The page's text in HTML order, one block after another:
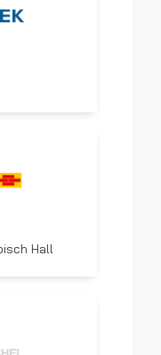
Hall